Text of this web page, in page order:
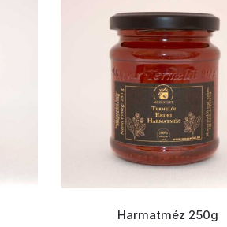
Harmatméz 250g